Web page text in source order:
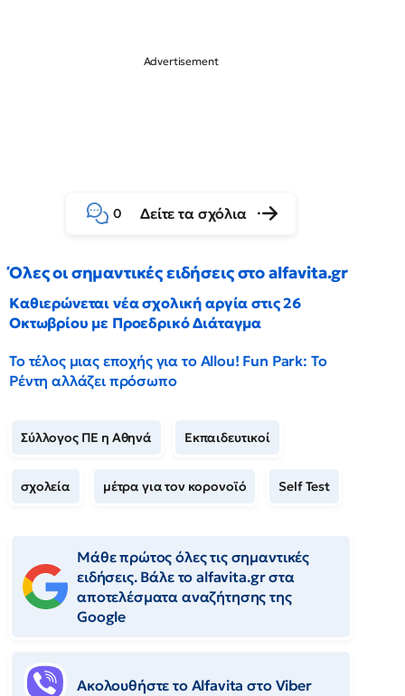
0 Δείτε τα σχόλια
Όλες οι σημαντικές ειδήσεις στο alfavita.gr
Καθιερώνεται νέα σχολική αργία στις 26
Οκτωβρίου με Προεδρικό Διάταγμα
Το τέλος μιας εποχής για το Allou! Fun Park: Το
Ρέντη αλλάζει πρόσωπο
Σύλλογος ΠΕ η Αθηνά Εκπαιδευτικοί
σχολεία μέτρα για τον κορονοϊό Self Test
Μάθε πρώτος όλες τις σημαντικές
ειδήσεις. Βάλε το alfavita.gr στα
αποτελέσματα αναζήτησης της
Google
Ακολουθήστε το Αlfavita στο Viber